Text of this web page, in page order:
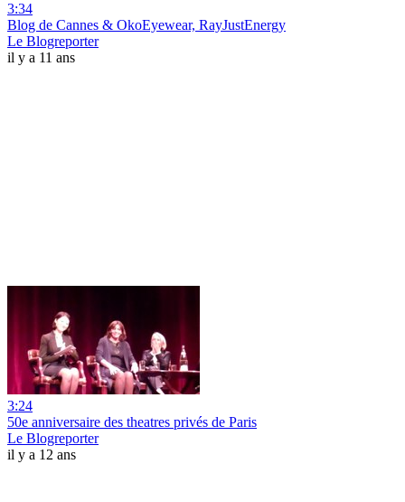
3:34
Blog de Cannes & OkoEyewear, RayJustEnergy
Le Blogreporter
il y a 11 ans
3:24
50e anniversaire des theatres privés de Paris
Le Blogreporter
il y a 12 ans